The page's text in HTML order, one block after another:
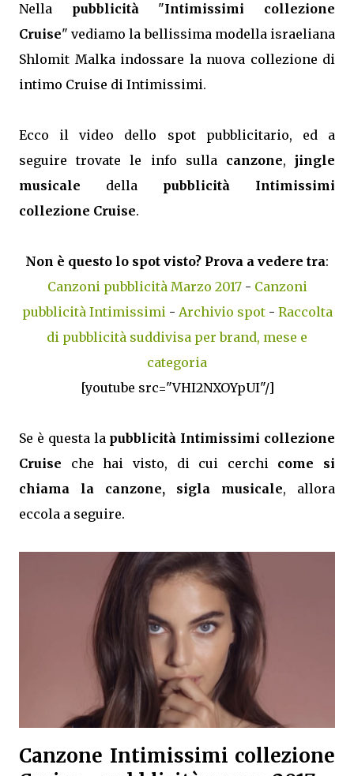
Nella pubblicità"Intimissimi collezione
Cruise" vediamo la bellissima modella israeliana
Shlomit Malka indossare la nuova collezione di
intimo Cruise di Intimissimi.
Ecco il video dello spot pubblicitario, ed a
seguire trovate le info sulla canzone,jingle
musicale della pubblicità Intimissimi
collezione Cruise.
Non è questo lo spot visto? Prova a vedere tra:
Canzoni pubblicità Marzo 2017- Canzoni
pubblicità Intimissimi- Archivio spot- Raccolta
di pubblicità suddivisa per brand, mese e
categoria
[youtube src="VHI2NXOYpUI"/]
Se è questa la pubblicità Intimissimi collezione
Cruise che hai visto, di cui cerchi come si
chiama la canzone, sigla musicale, allora
eccola a seguire.
Canzone Intimissimi collezione